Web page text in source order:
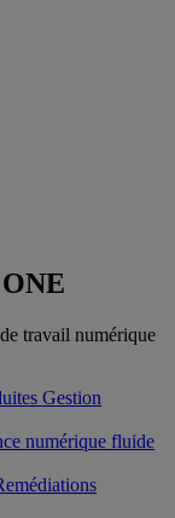
travail numérique
Gestion
numérique fluide